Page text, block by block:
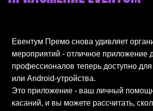
Евентум Премо снова удивляет
мероприятий - отличное приложение
профессионалов теперь доступно
или Android-утройства.
Это приложение - ваш личный
касаний, и вы можете рассчитать,